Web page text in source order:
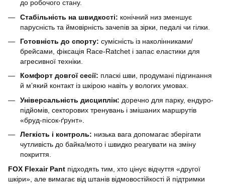
до робочого стану.
Стабільність на швидкості: конічний низ зменшує
парусність та ймовірність зачепів за зірки, педалі чи гілки.
Готовність до спорту: сумісність із наколінниками/
брейсами, фіксація Race-Ratchet і запас еластики для
агресивної техніки.
Комфорт довгої сесії: пласкі шви, продумані підгинання
й м’який контакт із шкірою навіть у вологих умовах.
Універсальність дисциплін: доречно для парку, ендуро-
підйомів, секторових тренувань і змішаних маршрутів
«бруд-пісок-ґрунт».
Легкість і контроль: низька вага допомагає зберігати
чутливість до байка/мото і швидко реагувати на зміну
покриття.
FOX Flexair Pant підходять тим, хто цінує відчуття «другої
шкіри», але вимагає від штанів відмовостійкості й підтримки